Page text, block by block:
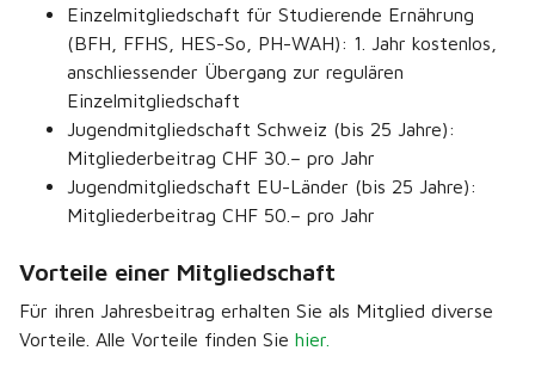
Einzelmitgliedschaft für Studierende Ernährung
(BFH, FFHS, HES-So, PH-WAH): 1. Jahr kostenlos,
anschliessender Übergang zur regulären
Einzelmitgliedschaft
Jugendmitgliedschaft Schweiz (bis 25 Jahre):
Mitgliederbeitrag CHF 30.– pro Jahr
Jugendmitgliedschaft EU-Länder (bis 25 Jahre):
Mitgliederbeitrag CHF 50.– pro Jahr
Vorteile einer Mitgliedschaft
Für ihren Jahresbeitrag erhalten Sie als Mitglied diverse
Vorteile. Alle Vorteile finden Sie hier.